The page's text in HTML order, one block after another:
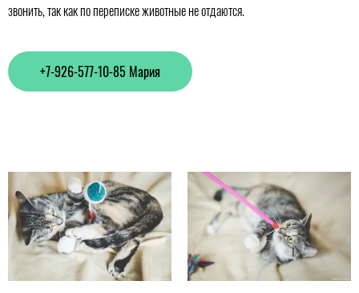
звонить, так как по переписке животные не отдаются.
+7-926-577-10-85 Мария